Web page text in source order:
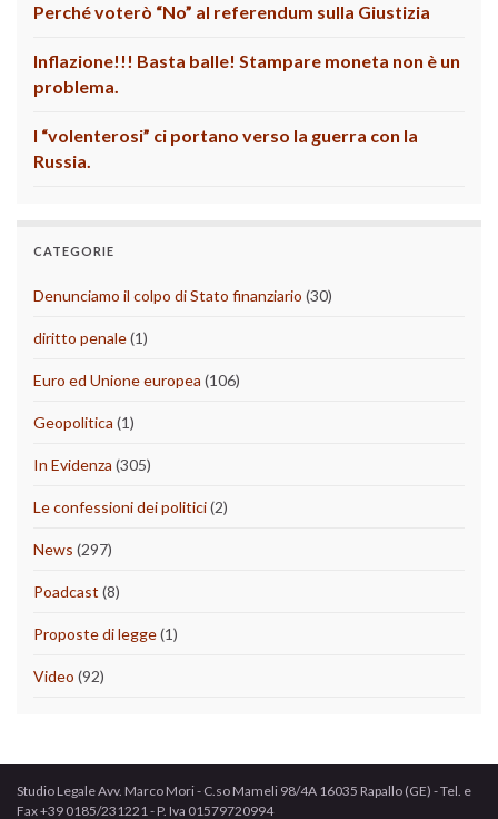
Perché voterò “No” al referendum sulla Giustizia
Inflazione!!! Basta balle! Stampare moneta non è un
problema.
I “volenterosi” ci portano verso la guerra con la
Russia.
CATEGORIE
Denunciamo il colpo di Stato finanziario (30)
diritto penale(1)
Euro ed Unione europea (106)
Geopolitica (1)
In Evidenza (305)
Le confessioni dei politici(2)
News (297)
Poadcast (8)
Proposte di legge(1)
Video (92)
Studio Legale Avv. Marco Mori - C.so Mameli 98/4A 16035 Rapallo (GE) - Tel. e
Fax +39 0185/231221 - P. Iva 01579720994